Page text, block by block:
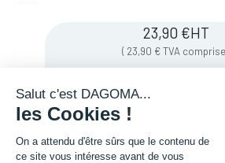
23,90 €HT
( 23,90 €TVA comprise
Soyez averti lorsque le
nouveau en stock
Salut c'est DAGOMA...
les Cookies !
On a attendu d'être sûrs que le contenu de
ce site vous intéresse avant de vous